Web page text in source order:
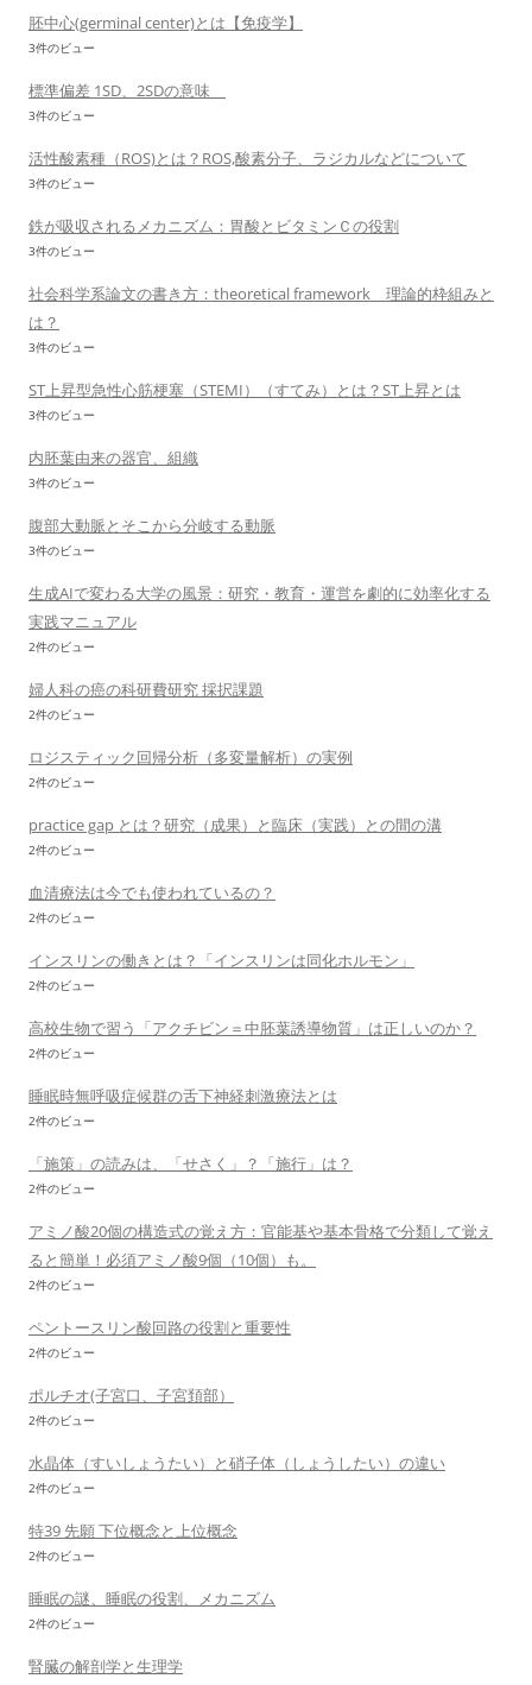
胚中心(germinal center)とは【免疫学】
3件のビュー
標準偏差 1SD、2SDの意味
3件のビュー
活性酸素種（ROS)とは？ROS,酸素分子、ラジカルなどについて
3件のビュー
鉄が吸収されるメカニズム：胃酸とビタミンＣの役割
3件のビュー
社会科学系論文の書き方：theoretical framework 理論的枠組みと
は？
3件のビュー
ST上昇型急性心筋梗塞（STEMI）（すてみ）とは？ST上昇とは
3件のビュー
内胚葉由来の器官、組織
3件のビュー
腹部大動脈とそこから分岐する動脈
3件のビュー
生成AIで変わる大学の風景：研究・教育・運営を劇的に効率化する
実践マニュアル
2件のビュー
婦人科の癌の科研費研究 採択課題
2件のビュー
ロジスティック回帰分析（多変量解析）の実例
2件のビュー
practice gap とは？研究（成果）と臨床（実践）との間の溝
2件のビュー
血清療法は今でも使われているの？
2件のビュー
インスリンの働きとは？「インスリンは同化ホルモン」
2件のビュー
高校生物で習う「アクチビン＝中胚葉誘導物質」は正しいのか？
2件のビュー
睡眠時無呼吸症候群の舌下神経刺激療法とは
2件のビュー
「施策」の読みは、「せさく」？「施行」は？
2件のビュー
アミノ酸20個の構造式の覚え方：官能基や基本骨格で分類して覚え
ると簡単！必須アミノ酸9個（10個）も。
2件のビュー
ペントースリン酸回路の役割と重要性
2件のビュー
ポルチオ(子宮口、子宮頚部）
2件のビュー
水晶体（すいしょうたい）と硝子体（しょうしたい）の違い
2件のビュー
特39 先願 下位概念と上位概念
2件のビュー
睡眠の謎、睡眠の役割、メカニズム
2件のビュー
腎臓の解剖学と生理学